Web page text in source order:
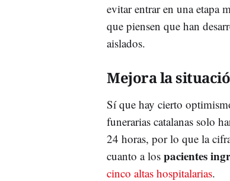
evitar entrar en una etapa
que piensen que han
aislados.
Mejora la
Sí que hay cierto
funerarias catalanas solo
24 horas, por lo que la
cuanto a los pacientes
cinco altas hospitalarias.